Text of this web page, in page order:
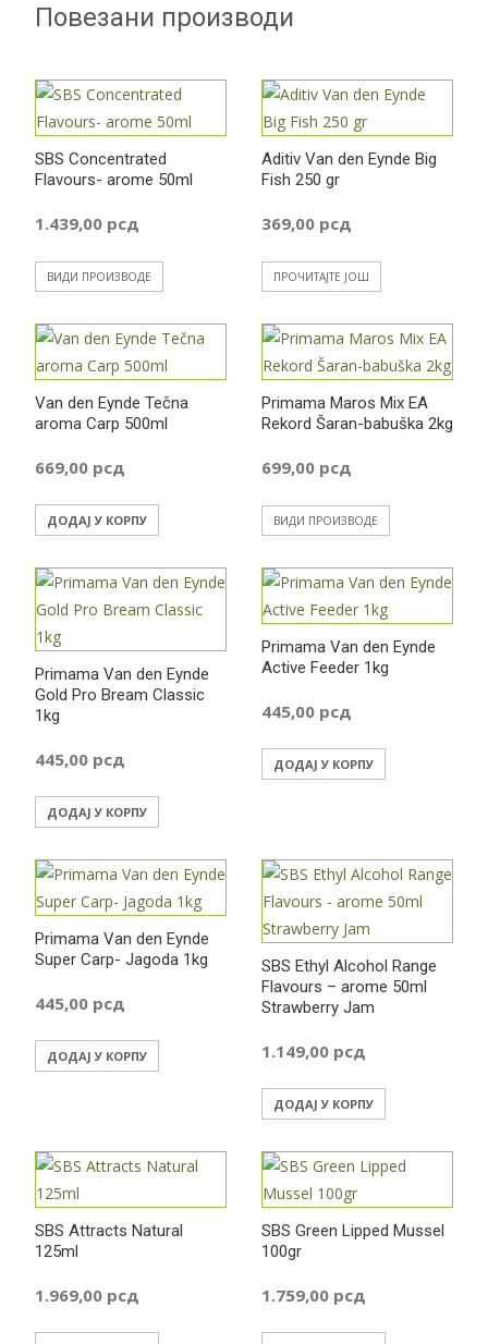
Повезани производи
SBS Concentrated
Flavours- arome 50ml
1.439,00 рсд
ВИДИ ПРОИЗВОДЕ
Aditiv Van den Eynde Big
Fish 250 gr
369,00 рсд
ПРОЧИТАЈТЕ ЈОШ
Van den Eynde Tečna
aroma Carp 500ml
669,00 рсд
ДОДАЈ У КОРПУ
Primama Maros Mix EA
Rekord Šaran-babuška 2kg
699,00 рсд
ВИДИ ПРОИЗВОДЕ
Primama Van den Eynde
Gold Pro Bream Classic
1kg
445,00 рсд
ДОДАЈ У КОРПУ
Primama Van den Eynde
Active Feeder 1kg
445,00 рсд
ДОДАЈ У КОРПУ
Primama Van den Eynde
Super Carp- Jagoda 1kg
445,00 рсд
ДОДАЈ У КОРПУ
SBS Ethyl Alcohol Range
Flavours – arome 50ml
Strawberry Jam
1.149,00 рсд
ДОДАЈ У КОРПУ
SBS Attracts Natural
125ml
1.969,00 рсд
SBS Green Lipped Mussel
100gr
1.759,00 рсд